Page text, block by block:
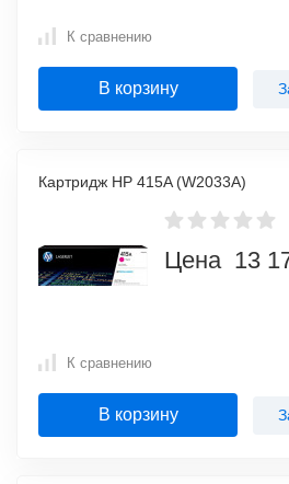
К сравнению
В корзину
Картридж HP 415A (W2033A)
Цена 13
К сравнению
В корзину